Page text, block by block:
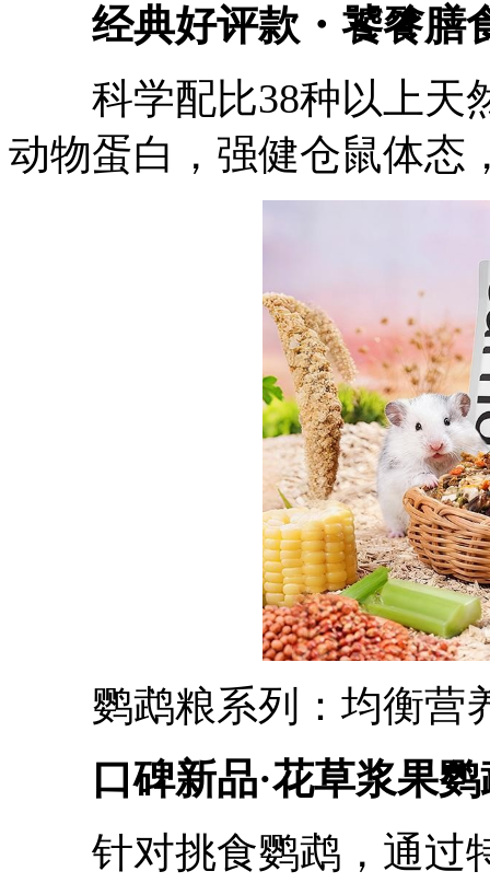
经典好评款・饕餮膳
科学配比38种以上天
动物蛋白，强健仓鼠体态
鹦鹉粮系列：均衡营
口碑新品·花草浆果
针对挑食鹦鹉，通过